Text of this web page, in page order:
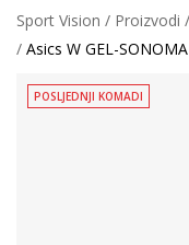
Sport Vision Proizvodi
Asics W GEL-
POSLJEDNJI KOMADI